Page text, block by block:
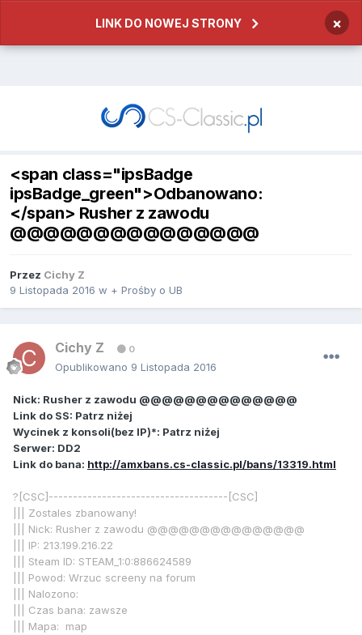
LINK DO NOWEJ STRONY ×
<span class="ipsBadge
ipsBadge_green">Odbanowano:
</span> Rusher z zawodu
@@@@@@@@@@@@@@@
Przez Cichy Z
9 Listopada 2016 w + Prośby o UB
Cichy Z 0
Opublikowano 9 Listopada 2016
Nick: Rusher z zawodu @@@@@@@@@@@@@@
Link do SS: Patrz niżej
Wycinek z konsoli(bez IP)*: Patrz niżej
Serwer: DD2
Link do bana: http://amxbans.cs-classic.pl/bans/13319.html
?[CSC]-------------------------------------[CSC]
||| Zostales zbanowany!
||| Nick: Rusher z zawodu @@@@@@@@@@@@@@@
||| IP: 213.199.216.22
||| Steam ID: STEAM_1:0:886624589
||| Powod: Wrzuc screeny na forum
||| Nalozono:
||| Czas bana: zawsze
||| Mapa: map